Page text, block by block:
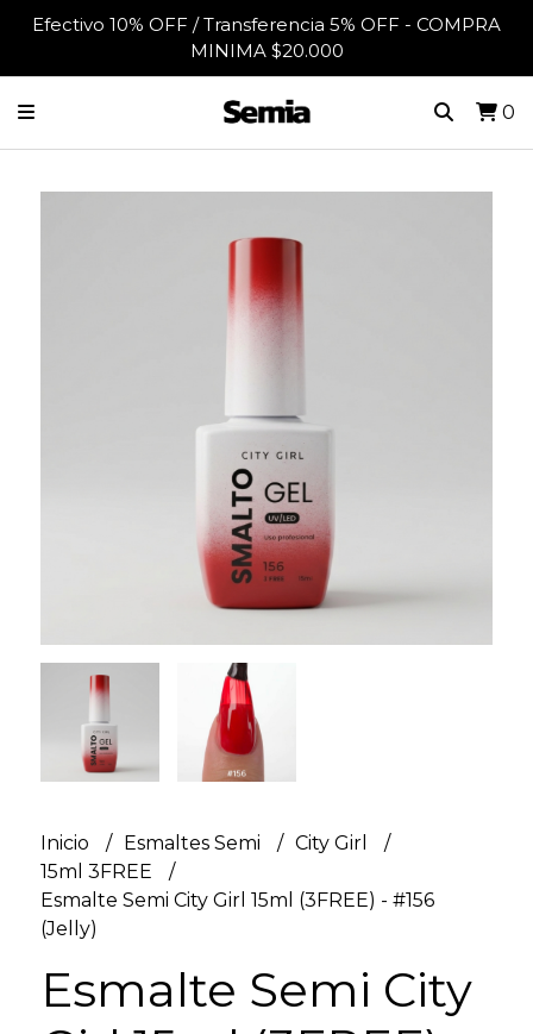
Efectivo 10% OFF / Transferencia 5% OFF - COMPRA
MINIMA $20.000
0
Inicio Esmaltes Semi
City Girl
15ml 3FREE
Esmalte Semi City Girl 15ml (3FREE) - #156
(Jelly)
Esmalte Semi City